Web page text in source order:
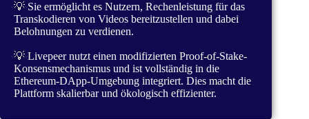
💡 Sie ermöglicht es Nutzern, Rechenleistung für das
Transkodieren von Videos bereitzustellen und dabei
Belohnungen zu verdienen.
💡 Livepeer nutzt einen modifizierten Proof-of-Stake-
Konsensmechanismus und ist vollständig in die
Ethereum-DApp-Umgebung integriert. Dies macht die
Plattform skalierbar und ökologisch effizienter.